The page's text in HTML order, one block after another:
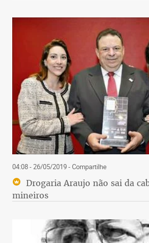
04:08 - 26/05/2019- Compartilhe
Drogaria Araujo não sai da
mineiros